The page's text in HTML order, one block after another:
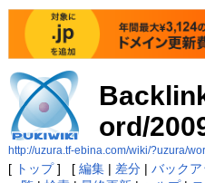
ord/
http://uzura.tf-ebina.com/wiki/?uzura/
[ トップ] [ 編集| 差分| バックア